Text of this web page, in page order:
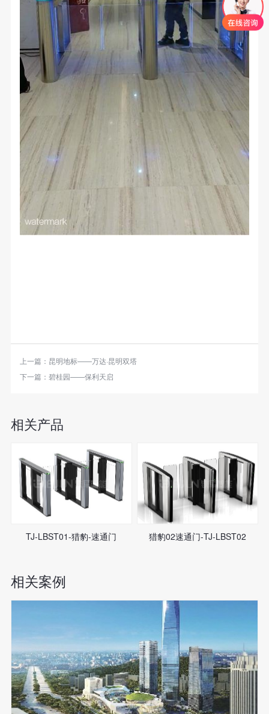
上一篇： 昆明地标——万达·昆明双塔
下一篇： 碧桂园——保利天启
相关产品
TJ-LBST01-猎豹-速通门 猎豹02速通门-TJ-LBST02
相关案例